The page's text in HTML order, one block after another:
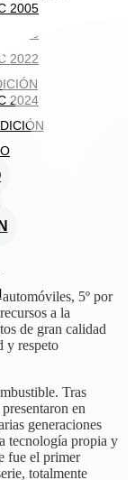
2005
2018
2022
2024
5º por
a la
de gran calidad
y respeto
Tras
en
generaciones
tecnología propia y
fue el primer
totalmente